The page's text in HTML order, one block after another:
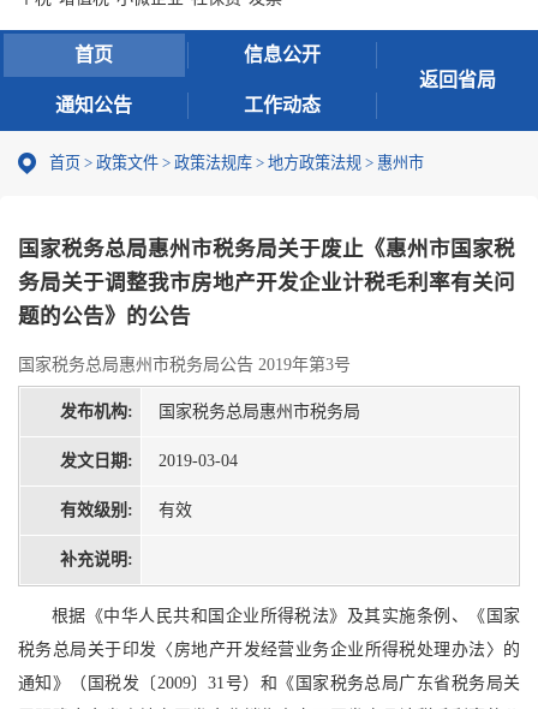
首页 信息公开
通知公告 工作动态
返回省局
首页 > 政策文件 > 政策法规库 > 地方政策法规 > 惠州市
国家税务总局惠州市税务局关于废止《惠州市国家税
务局关于调整我市房地产开发企业计税毛利率有关问
题的公告》的公告
国家税务总局惠州市税务局公告 2019年第3号
发布机构: 国家税务总局惠州市税务局
发文日期: 2019-03-04
有效级别: 有效
补充说明:
根据《中华人民共和国企业所得税法》及其实施条例、《国家
税务总局关于印发〈房地产开发经营业务企业所得税处理办法〉的
通知》（国税发〔2009〕31号）和《国家税务总局广东省税务局关